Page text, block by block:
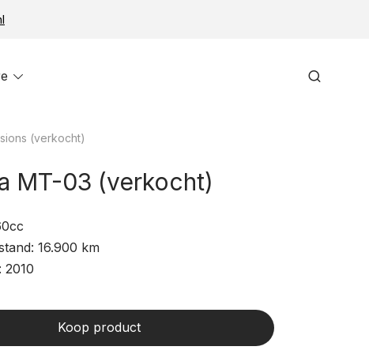
Toggle
(verkocht)
MT-03 (verkocht)
16.900 km
2010
Koop product